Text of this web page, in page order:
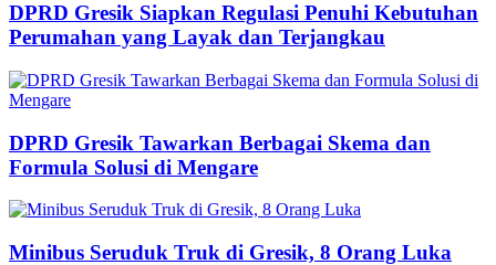
DPRD Gresik Siapkan Regulasi Penuhi Kebutuhan
Perumahan yang Layak dan Terjangkau
DPRD Gresik Tawarkan Berbagai Skema dan
Formula Solusi di Mengare
Minibus Seruduk Truk di Gresik, 8 Orang Luka